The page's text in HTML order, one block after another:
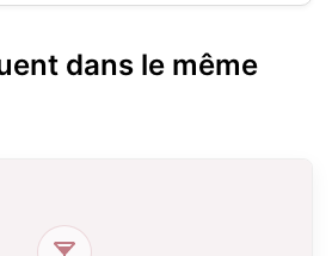
dans le même